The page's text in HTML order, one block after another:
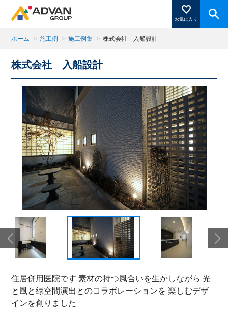
お気に入り
商品ページにある「お気に入り登録」を押すと登録した
商品がここに表示されます。
閉じる
ホーム > 施工例 > 施工例集 > 株式会社 入船設計
株式会社 入船設計
住居併用医院です 素材の持つ風合いを生かしながら 光
と風と緑空間演出とのコラボレーションを 楽しむデザ
インを創りました